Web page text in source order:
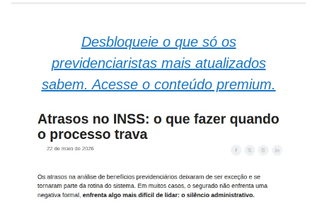
Desbloqueie o que só os
previdenciaristas mais atualizados
sabem. Acesse o conteúdo premium.